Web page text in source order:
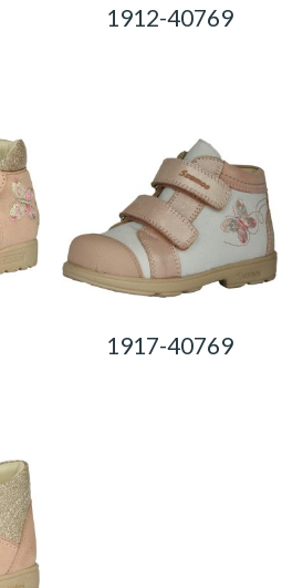
1912-40769
1917-40769